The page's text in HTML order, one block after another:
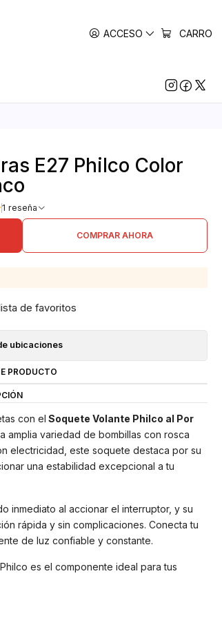
ACCESO CARRO
E27 Philco Color
1 reseña
COMPRAR AHORA
de favoritos
ubicaciones
PRODUCTO
con el Soquete Volante Philco al Por
amplia variedad de bombillas con rosca
electricidad, este soquete destaca por su
una estabilidad excepcional a tu
inmediato al accionar el interruptor, y su
rápida y sin complicaciones. Conecta tu
de luz confiable y constante.
es el componente ideal para tus